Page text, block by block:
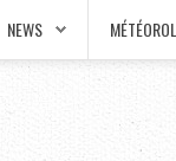
NEWS